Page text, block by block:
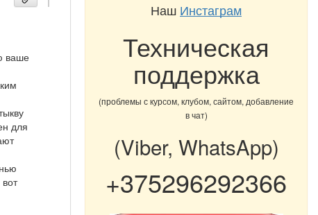
ваше
для
Наш Инстаграм
Техническая
поддержка
(проблемы с курсом, клубом, сайтом, добавление
в чат)
(Viber, WhatsApp)
+375296292366